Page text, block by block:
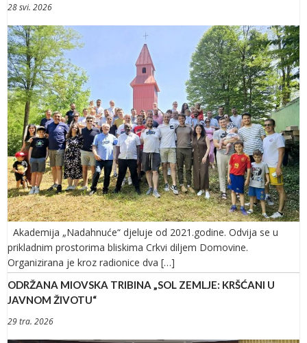
28 svi. 2026
Akademija „Nadahnuće“ djeluje od 2021.godine. Odvija se u
prikladnim prostorima bliskima Crkvi diljem Domovine.
Organizirana je kroz radionice dva […]
ODRŽANA MIOVSKA TRIBINA „SOL ZEMLJE: KRŠĆANI U
JAVNOM ŽIVOTU“
29 tra. 2026